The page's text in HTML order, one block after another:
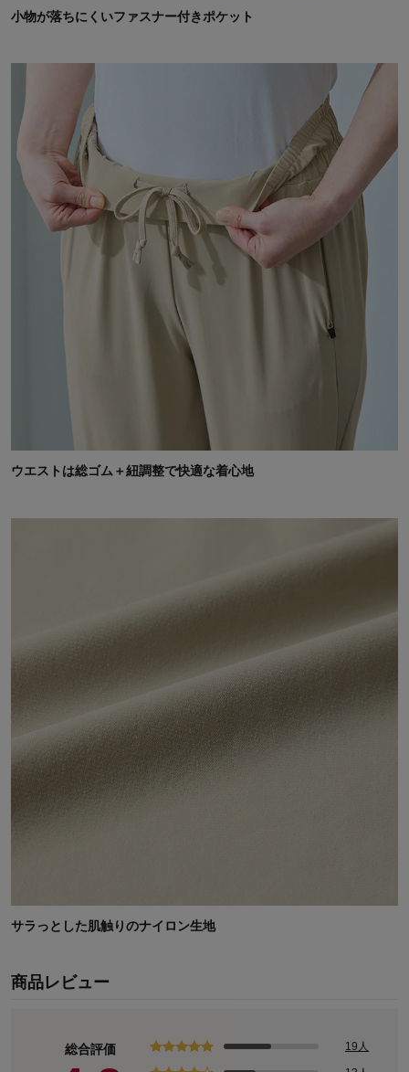
小物が落ちにくいファスナー付きポケット
ウエストは総ゴム＋紐調整で快適な着心地
サラっとした肌触りのナイロン生地
商品レビュー
総合評価 19人